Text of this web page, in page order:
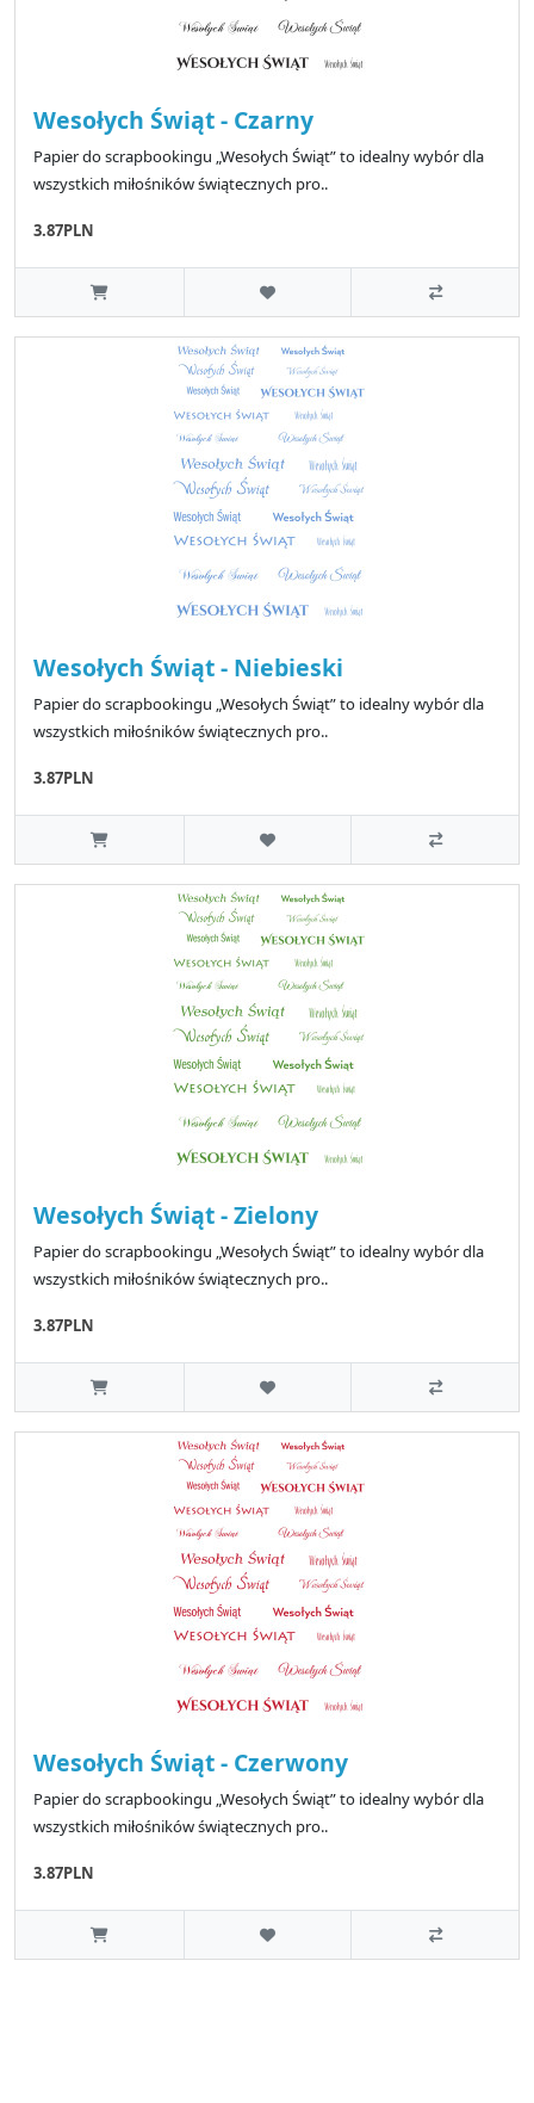
Wesołych Świąt - Czarny
Papier do scrapbookingu „Wesołych Świąt” to idealny wybór dla
wszystkich miłośników świątecznych pro..
3.87PLN
Wesołych Świąt - Niebieski
Papier do scrapbookingu „Wesołych Świąt” to idealny wybór dla
wszystkich miłośników świątecznych pro..
3.87PLN
Wesołych Świąt - Zielony
Papier do scrapbookingu „Wesołych Świąt” to idealny wybór dla
wszystkich miłośników świątecznych pro..
3.87PLN
Wesołych Świąt - Czerwony
Papier do scrapbookingu „Wesołych Świąt” to idealny wybór dla
wszystkich miłośników świątecznych pro..
3.87PLN